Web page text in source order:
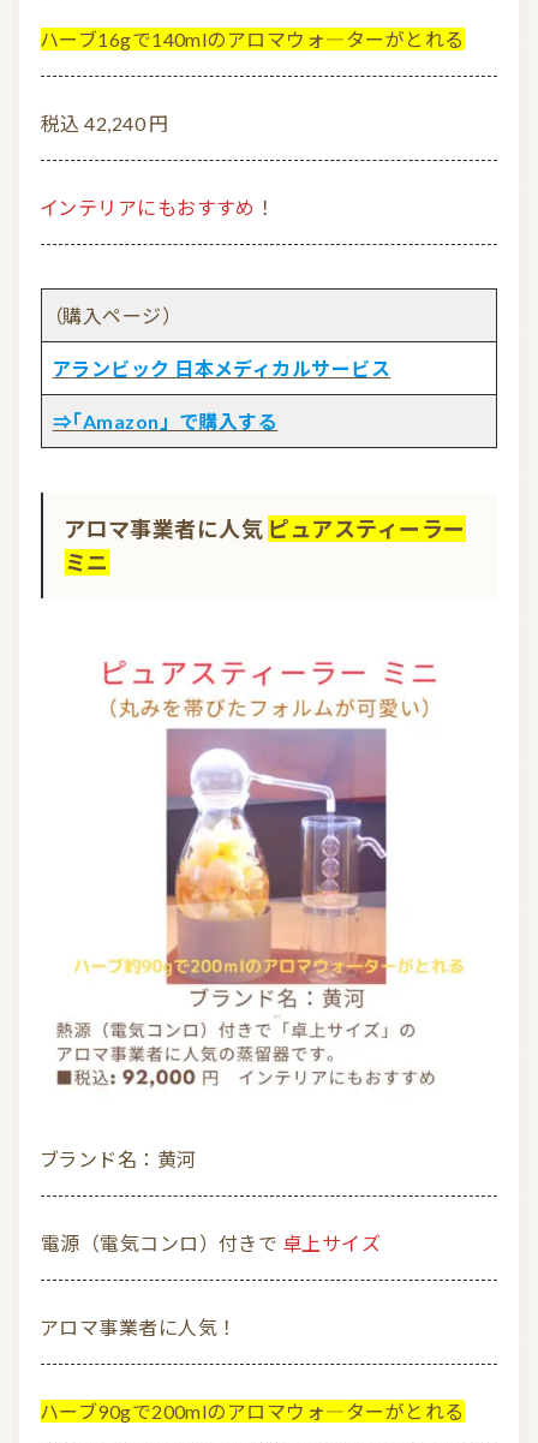
ハーブ16gで140mlのアロマウォ―ターがとれる
税込 42,240 円
インテリアにもおすすめ ！
（購入ページ）
アランビック 日本メディカルサービス
⇒「Amazon」で購入する
アロマ事業者に人気 ピュアスティーラー
ミニ
ブランド名：黄河
電源（電気コンロ）付きで 卓上サイズ
アロマ事業者に人気！
ハーブ90gで200mlのアロマウォ―ターがとれる